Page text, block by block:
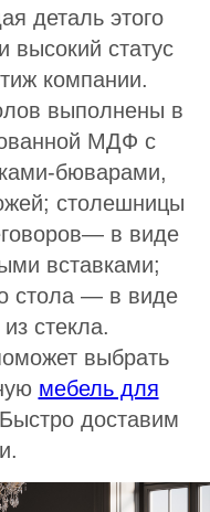
деталь этого
высокий статус
компании.
выполнены в
МДФ с
бюварами,
столешницы
в виде
вставками;
стола — в виде
стекла.
выбрать
мебель для
доставим